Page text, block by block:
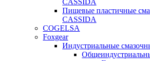
CASSIDA
Пищевые пластичные
CASSIDA
COGELSA
Foxgear
Индустриальные